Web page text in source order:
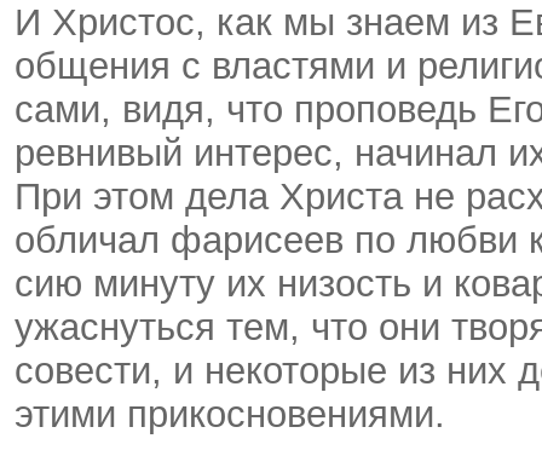
И Христос, как мы знаем из
общения с властями и
сами, видя, что проповедь
ревнивый интерес, начинал
При этом дела Христа не
обличал фарисеев по любви
сию минуту их низость и
ужаснуться тем, что они
совести, и некоторые из них
этими прикосновениями.